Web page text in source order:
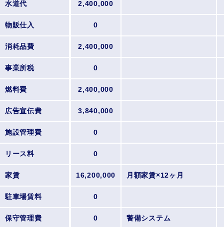
水道代 2,400,000
物販仕入 0
消耗品費 2,400,000
事業所税 0
燃料費 2,400,000
広告宣伝費 3,840,000
施設管理費 0
リース料 0
家賃 16,200,000 月額家賃×12ヶ月
駐車場賃料 0
保守管理費 0 警備システム